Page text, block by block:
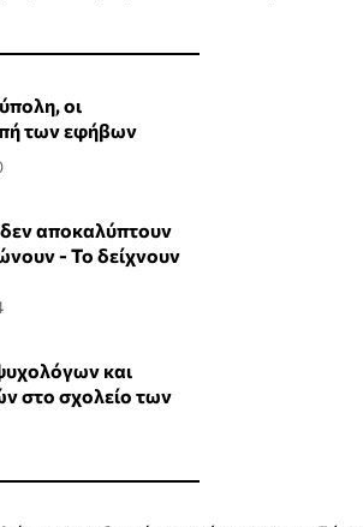
οι
των εφήβων
αποκαλύπτουν
- Το δείχνουν
και
στο σχολείο των